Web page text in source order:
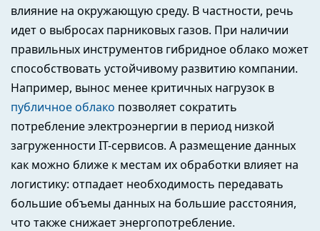
влияние на окружающую среду. В частности, речь
идет о выбросах парниковых газов. При наличии
правильных инструментов гибридное облако может
способствовать устойчивому развитию компании.
Например, вынос менее критичных нагрузок в
публичное облако позволяет сократить
потребление электроэнергии в период низкой
загруженности IT-сервисов. А размещение данных
как можно ближе к местам их обработки влияет на
логистику: отпадает необходимость передавать
большие объемы данных на большие расстояния,
что также снижает энергопотребление.